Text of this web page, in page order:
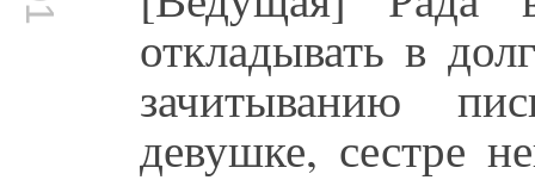
откладывать в
зачитыванию
девушке, сестре